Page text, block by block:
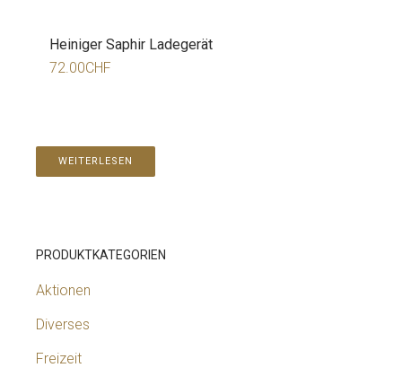
Heiniger Saphir Ladegerät
72.00CHF
WEITERLESEN
PRODUKTKATEGORIEN
Aktionen
Diverses
Freizeit